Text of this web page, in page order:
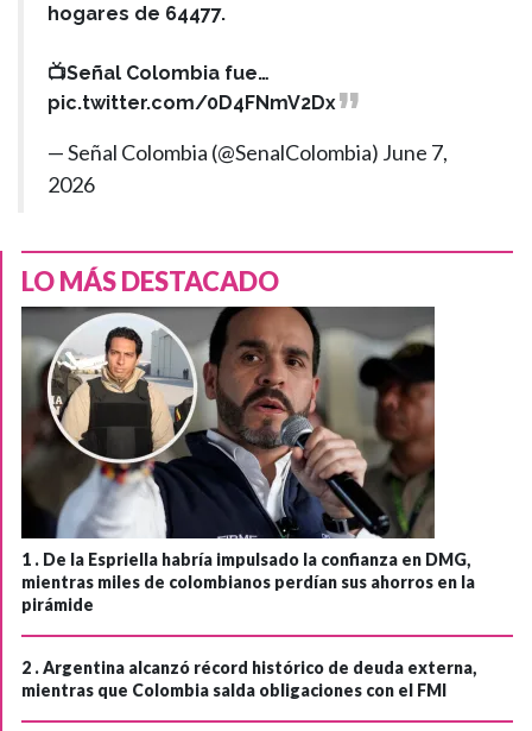
hogares de 64477.
📺Señal Colombia fue…
pic.twitter.com/0D4FNmV2Dx
— Señal Colombia (@SenalColombia) June 7,
2026
LO MÁS DESTACADO
1 . De la Espriella habría impulsado la confianza en DMG,
mientras miles de colombianos perdían sus ahorros en la
pirámide
2 .Argentina alcanzó récord histórico de deuda externa,
mientras que Colombia salda obligaciones con el FMI